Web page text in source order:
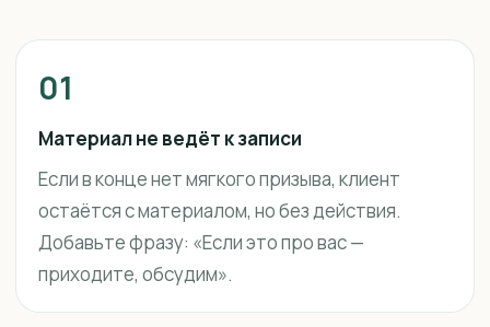
01
Материал не ведёт к записи
Если в конце нет мягкого призыва, клиент
остаётся с материалом, но без действия.
Добавьте фразу: «Если это про вас —
приходите, обсудим».